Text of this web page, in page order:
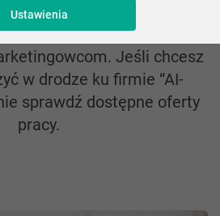
AI służy nie tylko naszym
też nam. Inżynierom,
Jeśli chcesz
w drodze ku firmie “AI-
sprawdź dostępne oferty
pracy.
Ustawienia